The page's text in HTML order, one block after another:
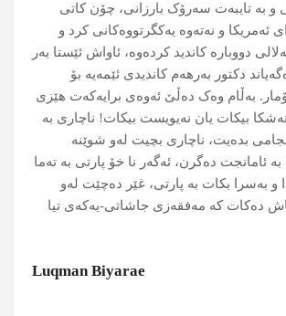
و بە تایبەت سەرۆک بارزانی، چۆن کاتی
ئەمریکا و نەتەوە یەکگرتووەکانی کرد و
دووبارە کاندید کردەوە، ئاواش ئێستا بەر
دکتور بەرھەم کاندیدی ئێمەیە بۆ
بەڵام وەک دەڵێ ئەوەی برایەکەت ھێزی
بیکات یان نەیویست بیکات! ناچاری بە
بدەیت، ناچاری بچیت لەو شوێنە
بە ئامانجت دەگرن، ئەگەر نا خۆ پارتی بە تەما
و بەسرا بکات بە پارتی، غێر دەچێت لەو
دەکات کە مەفقەزی جاشاتی-یەکەی تیا
Luqman Biyarae